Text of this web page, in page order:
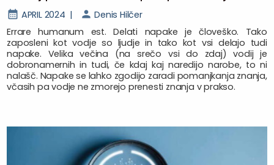
APRIL 2024 |
Denis Hilčer
Errare humanum est. Delati napake je človeško. Tako
zaposleni kot vodje so ljudje in tako kot vsi delajo tudi
napake. Velika večina (na srečo vsi do zdaj) vodij je
dobronamernih in tudi, če kdaj kaj naredijo narobe, to ni
nalašč. Napake se lahko zgodijo zaradi pomanjkanja znanja,
včasih pa vodje ne zmorejo prenesti znanja v prakso.